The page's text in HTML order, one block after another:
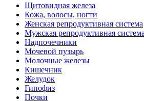
Щитовидная железа
Кожа, волосы, ногти
Женская репродуктивная система
Мужская репродуктивная система
Надпочечники
Мочевой пузырь
Молочные железы
Кишечник
Желудок
Гипофиз
Почки